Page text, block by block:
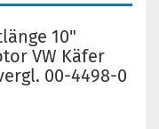
10"
VW Käfer
00-4498-0